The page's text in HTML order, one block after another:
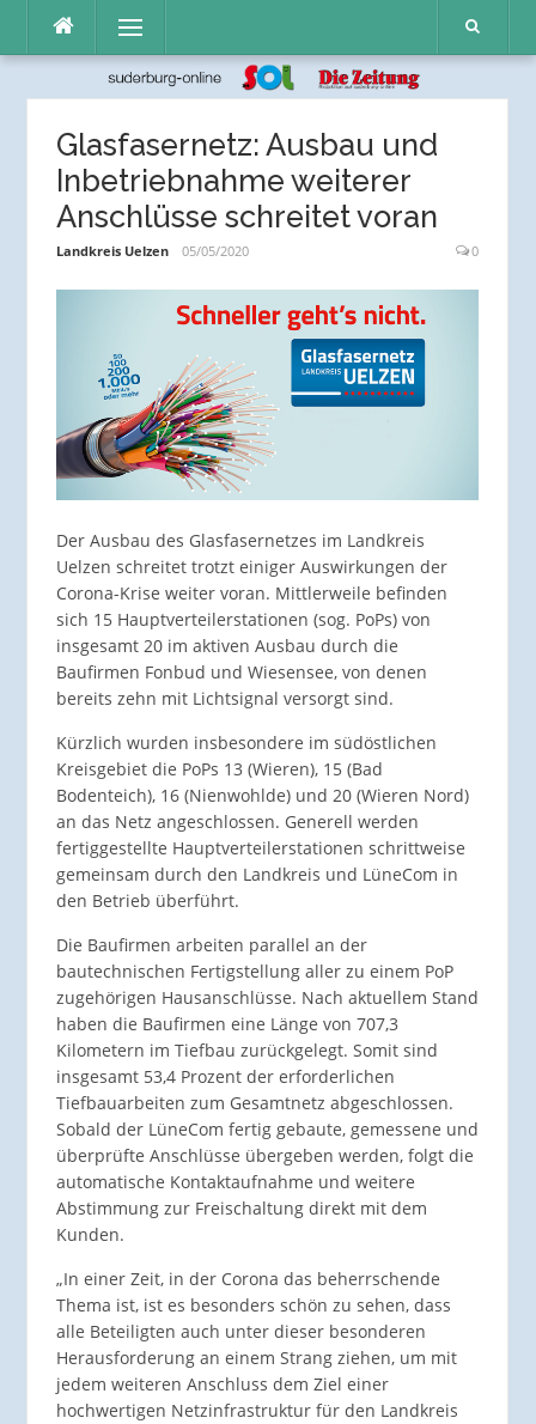
Inhalt
Menü
Glasfasernetz: Ausbau und
Inbetriebnahme weiterer
Anschlüsse schreitet voran
Landkreis Uelzen 05/05/2020 0
Der Ausbau des Glasfasernetzes im Landkreis
Uelzen schreitet trotzt einiger Auswirkungen der
Corona-Krise weiter voran. Mittlerweile befinden
sich 15 Hauptverteilerstationen (sog. PoPs) von
insgesamt 20 im aktiven Ausbau durch die
Baufirmen Fonbud und Wiesensee, von denen
bereits zehn mit Lichtsignal versorgt sind.
Kürzlich wurden insbesondere im südöstlichen
Kreisgebiet die PoPs 13 (Wieren), 15 (Bad
Bodenteich), 16 (Nienwohlde) und 20 (Wieren Nord)
an das Netz angeschlossen. Generell werden
fertiggestellte Hauptverteilerstationen schrittweise
gemeinsam durch den Landkreis und LüneCom in
den Betrieb überführt.
Die Baufirmen arbeiten parallel an der
bautechnischen Fertigstellung aller zu einem PoP
zugehörigen Hausanschlüsse. Nach aktuellem Stand
haben die Baufirmen eine Länge von 707,3
Kilometern im Tiefbau zurückgelegt. Somit sind
insgesamt 53,4 Prozent der erforderlichen
Tiefbauarbeiten zum Gesamtnetz abgeschlossen.
Sobald der LüneCom fertig gebaute, gemessene und
überprüfte Anschlüsse übergeben werden, folgt die
automatische Kontaktaufnahme und weitere
Abstimmung zur Freischaltung direkt mit dem
Kunden.
„In einer Zeit, in der Corona das beherrschende
Thema ist, ist es besonders schön zu sehen, dass
alle Beteiligten auch unter dieser besonderen
Herausforderung an einem Strang ziehen, um mit
jedem weiteren Anschluss dem Ziel einer
hochwertigen Netzinfrastruktur für den Landkreis